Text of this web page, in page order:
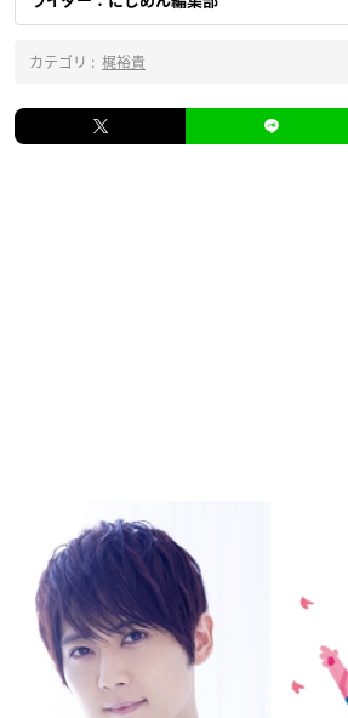
カテゴリ : 梶裕貴